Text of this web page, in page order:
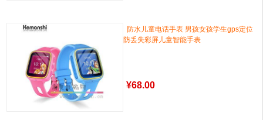
防水儿童电话手表 男孩女孩学生gps定位
防丢失彩屏儿童智能手表
¥68.00